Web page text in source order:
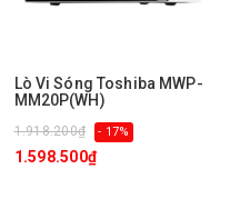
Lò Vi Sóng Toshiba MWP-
MM20P(WH)
1.918.200₫ - 17%
1.598.500₫